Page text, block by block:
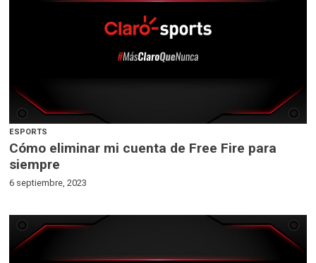
ESPORTS
Cómo eliminar mi cuenta de Free Fire para
siempre
6 septiembre, 2023